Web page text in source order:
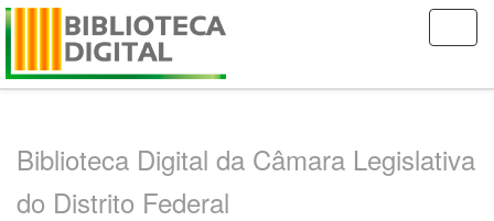
Skip
Biblioteca Digital da Câmara Legislativa
do Distrito Federal